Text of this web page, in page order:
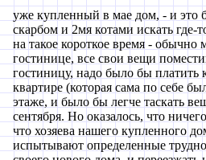
уже купленный в мае дом, - и это
скарбом и 2мя котами искать
на такое короткое время -
гостинице, все свои вещи
гостиницу, надо было бы
квартире (которая сама по себе
этаже, и было бы легче таскать
сентября. Но оказалось, что
что хозяева нашего купленного
испытывают определенные